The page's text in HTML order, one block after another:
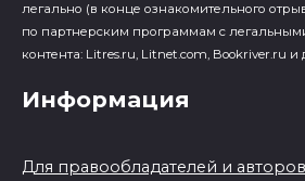
легально (в конце ознакомительного
по партнерским программам с
контента: Litres.ru, Litnet.com, Bookriver.ru и
Информация
Для правообладателей и авторов